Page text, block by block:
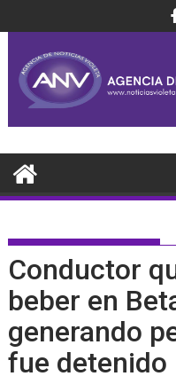
al
contenido
Conductor
beber en
generando
fue detenido